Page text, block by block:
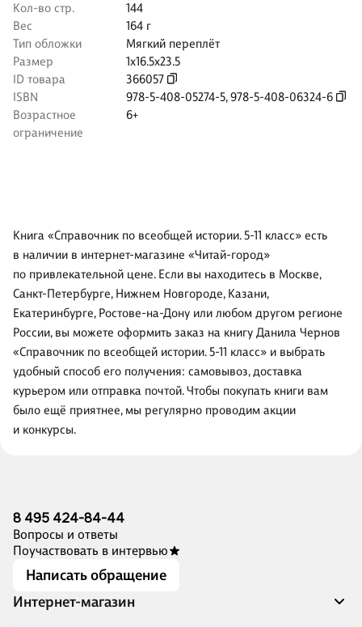
Кол-во стр.
144
Вес
164 г
Тип обложки
Мягкий переплёт
Размер
1x16.5x23.5
ID товара
366057
ISBN
978-5-408-05274-5,978-5-408-06324-6
Возрастное
ограничение
6+
Книга «Справочник по всеобщей истории. 5-11 класс» есть
в наличии в интернет-магазине «Читай-город»
по привлекательной цене. Если вы находитесь в Москве,
Санкт-Петербурге, Нижнем Новгороде, Казани,
Екатеринбурге, Ростове-на-Дону или любом другом регионе
России, вы можете оформить заказ на книгу Данила Чернов
«Справочник по всеобщей истории. 5-11 класс» и выбрать
удобный способ его получения: самовывоз, доставка
курьером или отправка почтой. Чтобы покупать книги вам
было ещё приятнее, мы регулярно проводим акции
и конкурсы.
8 495 424-84-44
Вопросы и ответы
Поучаствовать в интервью
Написать обращение
Интернет-магазин